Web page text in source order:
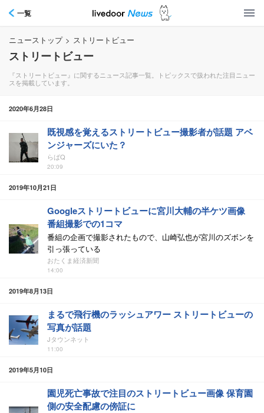
一覧
ニューストップ > ストリートビュー
ストリートビュー
『ストリートビュー』に関するニュース記事一覧。トピックスで扱われた注目ニュー
スを掲載しています。
2020年6月28日
既視感を覚えるストリートビュー撮影者が話題 アベ
ンジャーズにいた？
らばQ
20:09
2019年10月21日
Googleストリートビューに宮川大輔の半ケツ画像
番組撮影での1コマ
番組の企画で撮影されたもので、山崎弘也が宮川のズボンを
引っ張っている
おたくま経済新聞
14:00
2019年8月13日
まるで飛行機のラッシュアワー ストリートビューの
写真が話題
Jタウンネット
11:00
2019年5月10日
園児死亡事故で注目のストリートビュー画像 保育園
側の安全配慮の傍証に